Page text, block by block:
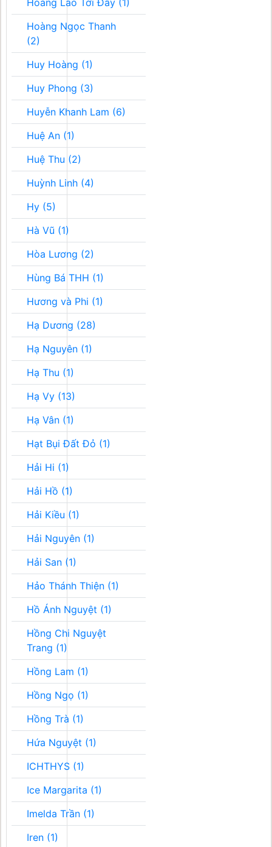
Hoàng Lão Tới Đây (1)
Hoàng Ngọc Thanh
(2)
Huy Hoàng (1)
Huy Phong (3)
Huyễn Khanh Lam (6)
Huệ An (1)
Huệ Thu (2)
Huỳnh Linh (4)
Hy (5)
Hà Vũ (1)
Hòa Lương (2)
Hùng Bá THH (1)
Hương và Phi (1)
Hạ Dương (28)
Hạ Nguyên (1)
Hạ Thu (1)
Hạ Vy (13)
Hạ Vân (1)
Hạt Bụi Đất Đỏ (1)
Hải Hi (1)
Hải Hồ (1)
Hải Kiều (1)
Hải Nguyên (1)
Hải San (1)
Hảo Thánh Thiện (1)
Hồ Ánh Nguyệt (1)
Hồng Chi Nguyệt
Trang (1)
Hồng Lam (1)
Hồng Ngọ (1)
Hồng Trà (1)
Hứa Nguyệt (1)
ICHTHYS (1)
Ice Margarita (1)
Imelda Trần (1)
Iren (1)